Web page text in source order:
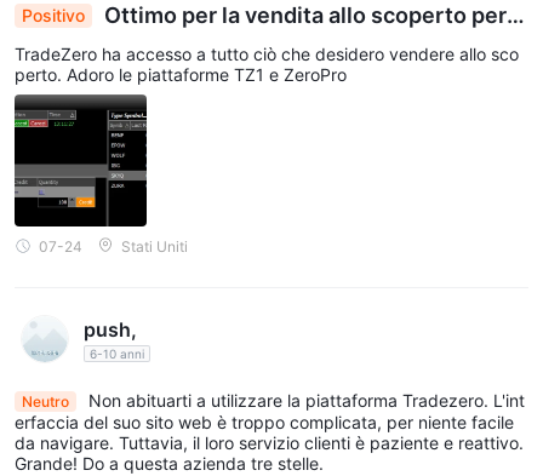
Positivo
Ottimo per la vendita allo scoperto per tr
ader attivi
TradeZero ha accesso a tutto ciò che desidero vendere allo sco
perto. Adoro le piattaforme TZ1 e ZeroPro
07-24 Stati Uniti
push,
6-10 anni
Neutro
Non abituarti a utilizzare la piattaforma Tradezero. L'int
erfaccia del suo sito web è troppo complicata, per niente facile
da navigare. Tuttavia, il loro servizio clienti è paziente e reattivo.
Grande! Do a questa azienda tre stelle.